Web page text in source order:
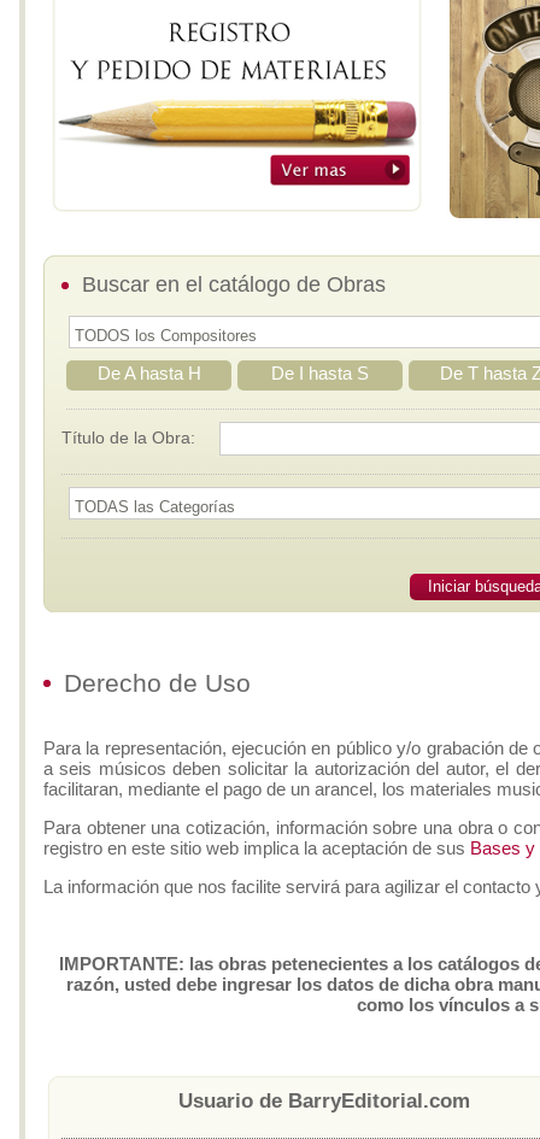
Buscar en el catálogo de Obras
De A hasta H De I hasta S De T hasta
Título de la Obra:
Iniciar
Derecho de Uso
Para la representación, ejecución en público y/o grabación
a seis músicos deben solicitar la autorización del autor, el
facilitaran, mediante el pago de un arancel, los materiales
Para obtener una cotización, información sobre una obra o
registro en este sitio web implica la aceptación de sus Bases y
La información que nos facilite servirá para agilizar el
IMPORTANTE: las obras petenecientes a los catálogos
razón, usted debe ingresar los datos de dicha obra
como los vínculos a
Usuario de BarryEditorial.com